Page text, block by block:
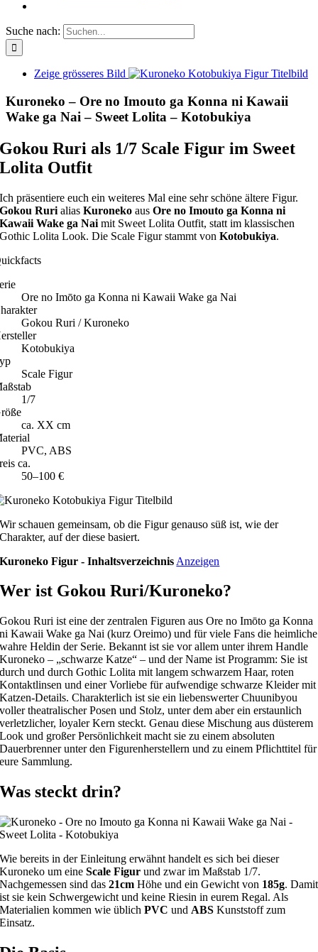
Suche nach:
Zeige grösseres Bild
Kuroneko – Ore no Imouto ga Konna ni Kawaii
Wake ga Nai – Sweet Lolita – Kotobukiya
Gokou Ruri als 1/7 Scale Figur im Sweet
Lolita Outfit
Ich präsentiere euch ein weiteres Mal eine sehr schöne ältere Figur.
Gokou Ruri aliasKuroneko ausOre no Imouto ga Konna ni
Kawaii Wake ga Nai mit Sweet Lolita Outfit, statt im klassischen
Gothic Lolita Look. Die Scale Figur stammt vonKotobukiya.
Ore no Imōto ga Konna ni Kawaii Wake ga Nai
Gokou Ruri / Kuroneko
Kotobukiya
Scale Figur
1/7
ca. XX cm
PVC, ABS
ca.
50–100 €
Wir schauen gemeinsam, ob die Figur genauso süß ist, wie der
Charakter, auf der diese basiert.
Kuroneko Figur - Inhaltsverzeichnis Anzeigen
Wer ist Gokou Ruri/Kuroneko?
Gokou Ruri ist eine der zentralen Figuren aus Ore no Imōto ga Konna
ni Kawaii Wake ga Nai (kurz Oreimo) und für viele Fans die heimliche
wahre Heldin der Serie. Bekannt ist sie vor allem unter ihrem Handle
Kuroneko – „schwarze Katze“ – und der Name ist Programm: Sie ist
durch und durch Gothic Lolita mit langem schwarzem Haar, roten
Kontaktlinsen und einer Vorliebe für aufwendige schwarze Kleider mit
Katzen-Details. Charakterlich ist sie ein liebenswerter Chuunibyou
voller theatralischer Posen und Stolz, unter dem aber ein erstaunlich
verletzlicher, loyaler Kern steckt. Genau diese Mischung aus düsterem
Look und großer Persönlichkeit macht sie zu einem absoluten
Dauerbrenner unter den Figurenherstellern und zu einem Pflichttitel für
eure Sammlung.
Was steckt drin?
Wie bereits in der Einleitung erwähnt handelt es sich bei dieser
Kuroneko um eineScale Figur und zwar im Maßstab 1/7.
Nachgemessen sind das21cm Höhe und ein Gewicht von 185g. Damit
ist sie kein Schwergewicht und keine Riesin in eurem Regal. Als
Materialien kommen wie üblichPVC und ABS Kunststoff zum
Einsatz.